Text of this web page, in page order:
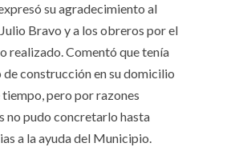
su agradecimiento al
Bravo y a los obreros por el
realizado. Comentó que tenía
construcción en su domicilio
tiempo, pero por razones
no pudo concretarlo hasta
a la ayuda del Municipio.